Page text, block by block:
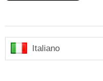
Italiano